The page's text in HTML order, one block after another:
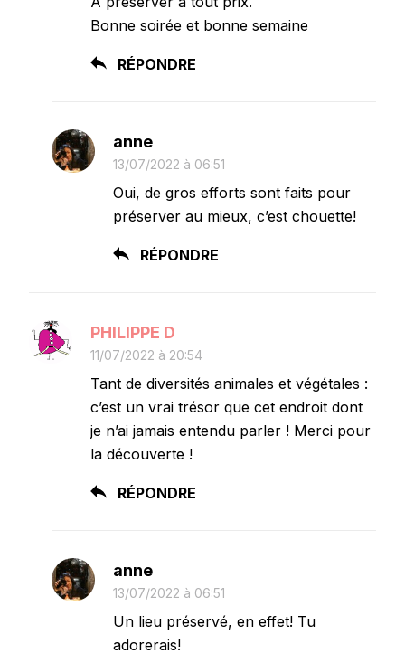
Bonne soirée et bonne semaine
RÉPONDRE
anne
13/07/2022 à 06:51
Oui, de gros efforts sont faits pour
préserver au mieux, c’est chouette!
RÉPONDRE
PHILIPPE D
11/07/2022 à 20:54
Tant de diversités animales et végétales :
c’est un vrai trésor que cet endroit dont
je n’ai jamais entendu parler ! Merci pour
la découverte !
RÉPONDRE
anne
13/07/2022 à 06:51
Un lieu préservé, en effet! Tu
adorerais!